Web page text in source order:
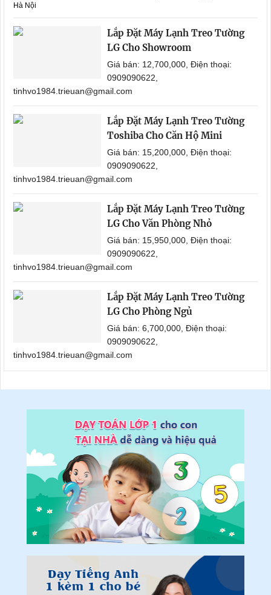
Hà Nội
Lắp Đặt Máy Lạnh Treo Tường
LG Cho Showroom
Giá bán: 12,700,000, Điện thoại:
0909090622,
tinhvo1984.trieuan@gmail.com
Lắp Đặt Máy Lạnh Treo Tường
Toshiba Cho Căn Hộ Mini
Giá bán: 15,200,000, Điện thoại:
0909090622,
tinhvo1984.trieuan@gmail.com
Lắp Đặt Máy Lạnh Treo Tường
LG Cho Văn Phòng Nhỏ
Giá bán: 15,950,000, Điện thoại:
0909090622,
tinhvo1984.trieuan@gmail.com
Lắp Đặt Máy Lạnh Treo Tường
LG Cho Phòng Ngủ
Giá bán: 6,700,000, Điện thoại:
0909090622,
tinhvo1984.trieuan@gmail.com